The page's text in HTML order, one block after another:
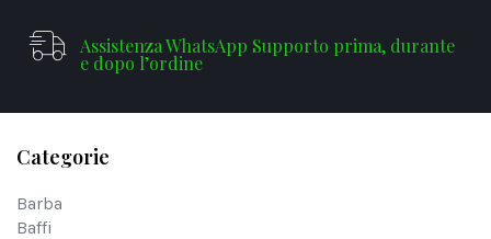
Assistenza WhatsApp Supporto prima, durante
e dopo l’ordine
Categorie
Barba
Baffi